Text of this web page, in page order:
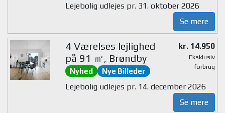
Lejebolig udlejes pr. 31. oktober 2026
Se mere
4 Værelses lejlighed
på 91 ㎡, Brøndby
Nyhed Nye Billeder
kr. 14.950
Eksklusiv
forbrug
Lejebolig udlejes pr. 14. december 2026
Se mere